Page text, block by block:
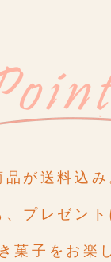
が送料込み
プレゼント
菓子を お楽